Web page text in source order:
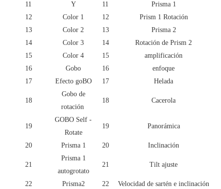
11
Y 11
Prisma 1
12
Color 1 12
Prism 1 Rotación
13
Color 2 13
Prisma 2
14
Color 3 14
Rotación de Prism 2
15
Color 4 15
amplificación
16
Gobo 16
enfoque
17
Efecto goBO 17 Helada
18
Gobo de
rotación
18 Cacerola
19
GOBO Self -
Rotate
19 Panorámica
20 Prisma 1 20 Inclinación
21
Prisma 1
autogrotato
21 Tilt ajuste
22 Prisma2 22 Velocidad de sartén e inclinación